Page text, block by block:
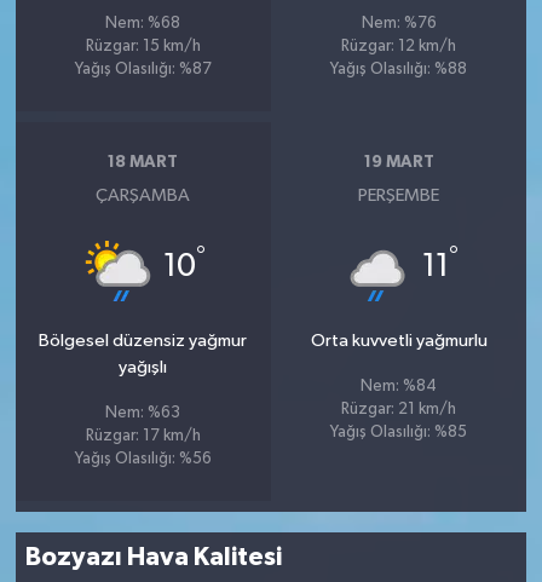
Nem: %68
Rüzgar: 15 km/h
Yağış Olasılığı: %87
Nem: %76
Rüzgar: 12 km/h
Yağış Olasılığı: %88
18 MART
ÇARŞAMBA
10°
Bölgesel düzensiz yağmur
yağışlı
Nem: %63
Rüzgar: 17 km/h
Yağış Olasılığı: %56
19 MART
PERŞEMBE
11 °
Orta kuvvetli yağmurlu
Nem: %84
Rüzgar: 21 km/h
Yağış Olasılığı: %85
Bozyazı Hava Kalitesi